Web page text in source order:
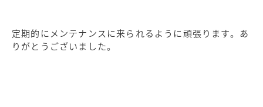
定期的にメンテナンスに来られるように頑張ります。あ
りがとうございました。